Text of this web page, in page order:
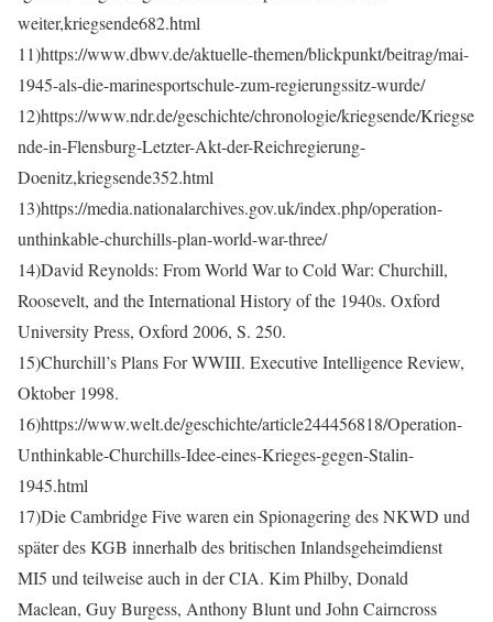
weiter,kriegsende682.html
11)https://www.dbwv.de/aktuelle-themen/blickpunkt/beitrag/mai-
1945-als-die-marinesportschule-zum-regierungssitz-wurde/
12)https://www.ndr.de/geschichte/chronologie/kriegsende/Kriegse
nde-in-Flensburg-Letzter-Akt-der-Reichregierung-
Doenitz,kriegsende352.html
13)https://media.nationalarchives.gov.uk/index.php/operation-
unthinkable-churchills-plan-world-war-three/
14)David Reynolds: From World War to Cold War: Churchill,
Roosevelt, and the International History of the 1940s. Oxford
University Press, Oxford 2006, S. 250.
15)Churchill’s Plans For WWIII. Executive Intelligence Review,
Oktober 1998.
16)https://www.welt.de/geschichte/article244456818/Operation-
Unthinkable-Churchills-Idee-eines-Krieges-gegen-Stalin-
1945.html
17)Die Cambridge Five waren ein Spionagering des NKWD und
später des KGB innerhalb des britischen Inlandsgeheimdienst
MI5 und teilweise auch in der CIA. Kim Philby, Donald
Maclean, Guy Burgess, Anthony Blunt und John Cairncross